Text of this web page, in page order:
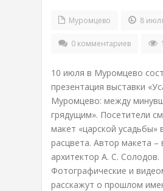
Муромцево 8
0 комментариев
10 июля в Муромцево
презентация выставки
Муромцево: между
грядущим». Посетители
макет «царской усадьбы»
расцвета. Автор макета –
архитектор А. С. Солодов.
Фотографические и
расскажут о прошлом